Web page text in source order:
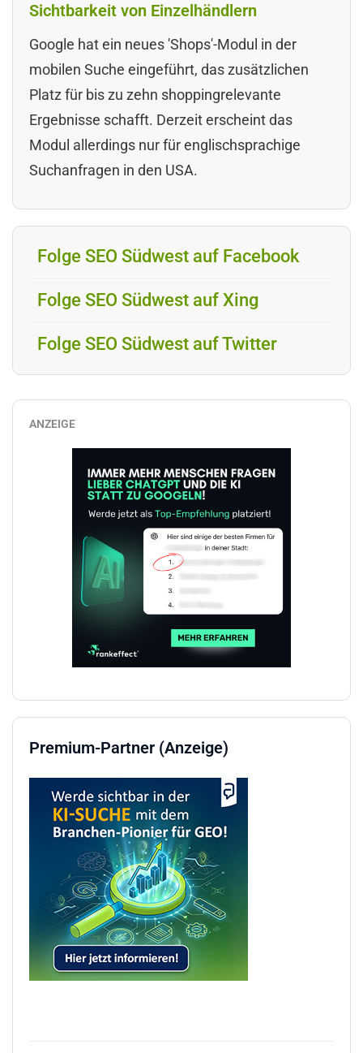
Sichtbarkeit von Einzelhändlern
Google hat ein neues 'Shops'-Modul in der
mobilen Suche eingeführt, das zusätzlichen
Platz für bis zu zehn shoppingrelevante
Ergebnisse schafft. Derzeit erscheint das
Modul allerdings nur für englischsprachige
Suchanfragen in den USA.
Folge SEO Südwest auf Facebook
Folge SEO Südwest auf Xing
Folge SEO Südwest auf Twitter
ANZEIGE
Premium-Partner (Anzeige)